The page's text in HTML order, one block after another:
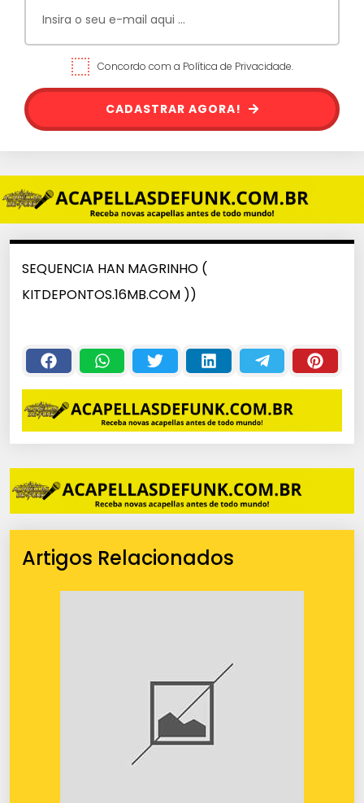
Concordo com a Política de Privacidade.
CADASTRAR AGORA!
SEQUENCIA HAN MAGRINHO (
KITDEPONTOS.16MB.COM ))
Artigos Relacionados